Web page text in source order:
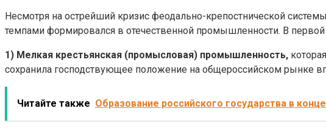
Несмотря на острейший кризис феодально-крепостнической
темпами формировался в отечественной промышленности. В
1) Мелкая крестьянская (промысловая) промышленность,
сохранила господствующее положение на общероссийском рынке
Читайте также Образование российского государства в